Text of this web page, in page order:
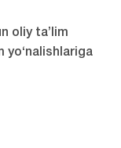
oliy ta’lim
yo‘nalishlariga